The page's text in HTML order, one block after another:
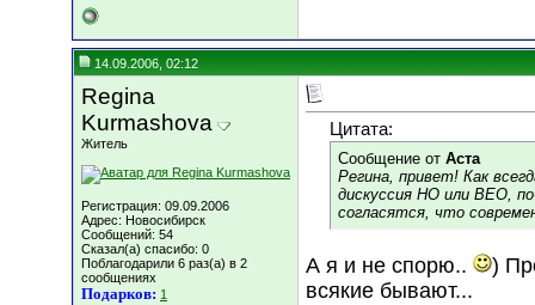
14.09.2006, 02:12
Regina
Kurmashova
Житель
Регистрация: 09.09.2006
Адрес: Новосибирск
Сообщений: 54
Сказал(а) спасибо: 0
Поблагодарили 6 раз(а) в 2
сообщениях
Подарков: 1
Цитата:
Сообщение от Аста
Регина, привет! Как
дискуссия НО или ВЕО,
согласятся, что
А я и не спорю..
)
всякие бывают...